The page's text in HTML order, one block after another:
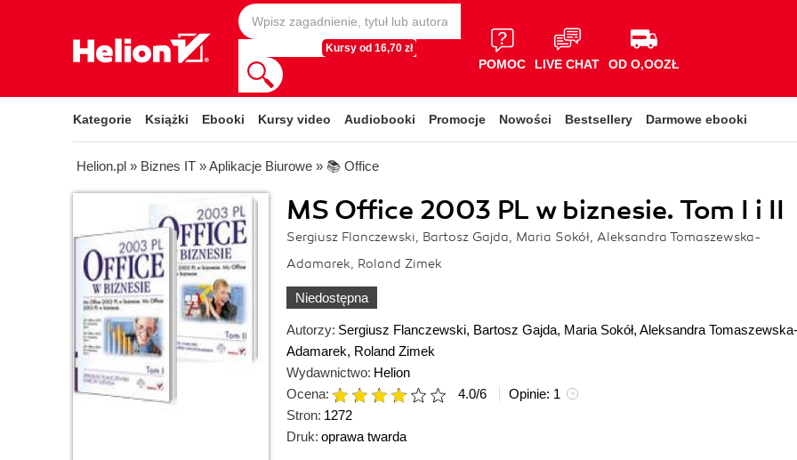
Kursy od 16,70 zł
POMOC LIVE CHAT OD O,OOZŁ
Kategorie Książki Ebooki Kursy video Audiobooki Promocje Nowości Bestsellery Darmowe ebooki
Helion.pl » Biznes IT »Aplikacje Biurowe » 📚 Office
MS Office 2003 PL w biznesie. Tom I i II
Sergiusz Flanczewski, Bartosz Gajda, Maria Sokół, Aleksandra Tomaszewska-
Adamarek, Roland Zimek
Niedostępna
Autorzy: Sergiusz Flanczewski, Bartosz Gajda, Maria Sokół, Aleksandra Tomaszewska-
Adamarek, Roland Zimek
Wydawnictwo: Helion
Ocena:
4.0/6 Opinie: 1
Stron: 1272
Druk: oprawa twarda